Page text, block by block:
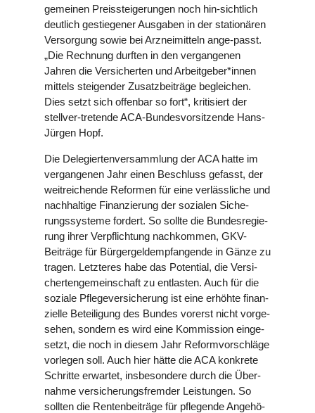
ge­mei­nen Preis­stei­ge­run­gen noch hin-sicht­lich
deutlich gestie­ge­ner Ausgaben in der sta­tio­nä­ren
Ver­sor­gung sowie bei Arz­nei­mit­teln ange-passt.
„Die Rechnung durften in den ver­gan­ge­nen
Jahren die Ver­si­cher­ten und Arbeitgeber*innen
mittels stei­gen­der Zusatz­bei­träge beglei­chen.
Dies setzt sich offenbar so fort“, kri­ti­siert der
stellver-tretende ACA-Bun­des­vor­sit­zende Hans-
Jürgen Hopf.
Die Dele­gier­ten­ver­samm­lung der ACA hatte im
ver­gan­ge­nen Jahr einen Beschluss gefasst, der
weit­rei­chende Reformen für eine ver­läss­li­che und
nach­hal­tige Finan­zie­rung der sozialen Siche­
rungs­sys­teme fordert. So sollte die Bun­des­re­gie­
rung ihrer Ver­pflich­tung nach­kom­men, GKV-
Beiträge für Bür­ger­geld­emp­fan­gende in Gänze zu
tragen. Letz­te­res habe das Poten­tial, die Ver­si­
cher­ten­ge­mein­schaft zu ent­las­ten. Auch für die
soziale Pfle­ge­ver­si­che­rung ist eine erhöhte finan­
zi­elle Betei­li­gung des Bundes vorerst nicht vor­ge­
se­hen, sondern es wird eine Kom­mis­sion ein­ge­
setzt, die noch in diesem Jahr Reform­vor­schläge
vorlegen soll. Auch hier hätte die ACA konkrete
Schritte erwartet, ins­be­son­dere durch die Über­
nahme ver­si­che­rungs­frem­der Leis­tun­gen. So
sollten die Ren­ten­bei­träge für pfle­gende Ange­hö­